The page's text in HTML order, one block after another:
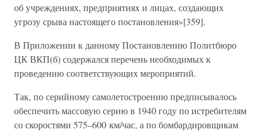
об учреждениях, предприятиях и лицах, создающих
угрозу срыва настоящего постановления»[359].
В Приложении к данному Постановлению Политбюро
ЦК ВКП(б) содержался перечень необходимых к
проведению соответствующих мероприятий.
Так, по серийному самолетостроению предписывалось
обеспечить массовую серию в 1940 году по истребителям
со скоростями 575–600 км/час, а по бомбардировщикам